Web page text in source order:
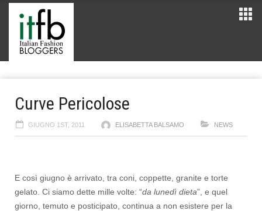
Curve Pericolose
GIUGNO 1ST, 2011 ELISABETTA BALSAMO NEWS
E così giugno è arrivato, tra coni, coppette, granite e torte
gelato. Ci siamo dette mille volte: “da lunedì dieta”, e quel
giorno, temuto e posticipato, continua a non esistere per la